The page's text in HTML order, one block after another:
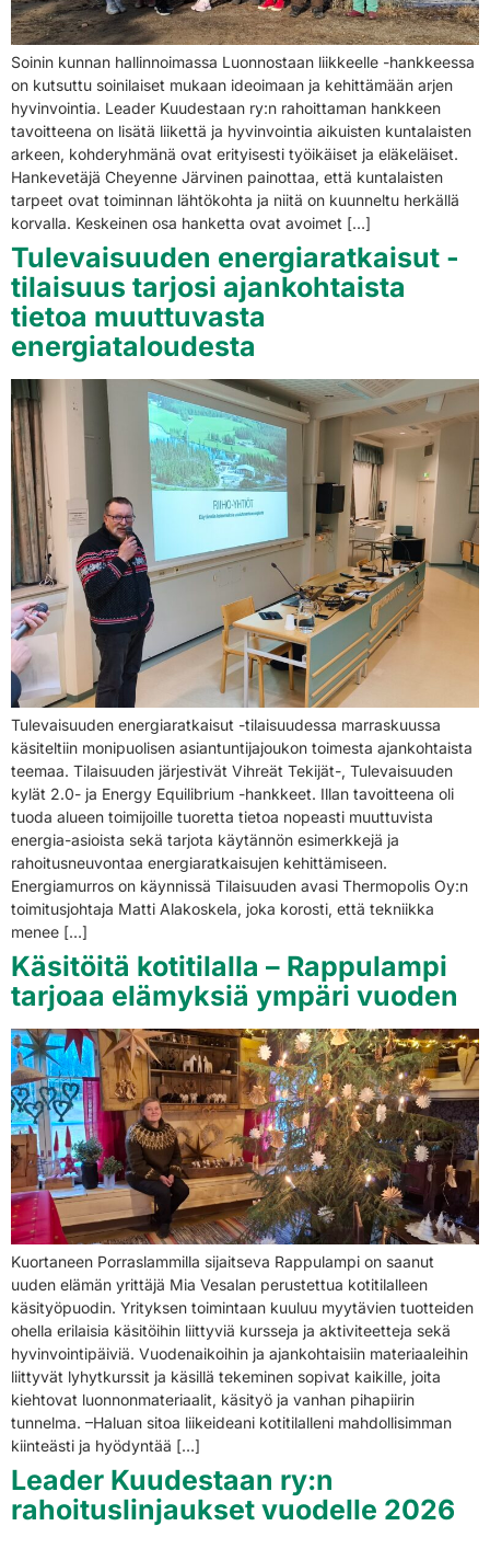
Soinin kunnan hallinnoimassa Luonnostaan liikkeelle -hankkeessa
on kutsuttu soinilaiset mukaan ideoimaan ja kehittämään arjen
hyvinvointia. Leader Kuudestaan ry:n rahoittaman hankkeen
tavoitteena on lisätä liikettä ja hyvinvointia aikuisten kuntalaisten
arkeen, kohderyhmänä ovat erityisesti työikäiset ja eläkeläiset.
Hankevetäjä Cheyenne Järvinen painottaa, että kuntalaisten
tarpeet ovat toiminnan lähtökohta ja niitä on kuunneltu herkällä
korvalla. Keskeinen osa hanketta ovat avoimet […]
Tulevaisuuden energiaratkaisut -
tilaisuus tarjosi ajankohtaista
tietoa muuttuvasta
energiataloudesta
Tulevaisuuden energiaratkaisut -tilaisuudessa marraskuussa
käsiteltiin monipuolisen asiantuntijajoukon toimesta ajankohtaista
teemaa. Tilaisuuden järjestivät Vihreät Tekijät-, Tulevaisuuden
kylät 2.0- ja Energy Equilibrium -hankkeet. Illan tavoitteena oli
tuoda alueen toimijoille tuoretta tietoa nopeasti muuttuvista
energia-asioista sekä tarjota käytännön esimerkkejä ja
rahoitusneuvontaa energiaratkaisujen kehittämiseen.
Energiamurros on käynnissä Tilaisuuden avasi Thermopolis Oy:n
toimitusjohtaja Matti Alakoskela, joka korosti, että tekniikka
menee […]
Käsitöitä kotitilalla – Rappulampi
tarjoaa elämyksiä ympäri vuoden
Kuortaneen Porraslammilla sijaitseva Rappulampi on saanut
uuden elämän yrittäjä Mia Vesalan perustettua kotitilalleen
käsityöpuodin. Yrityksen toimintaan kuuluu myytävien tuotteiden
ohella erilaisia käsitöihin liittyviä kursseja ja aktiviteetteja sekä
hyvinvointipäiviä. Vuodenaikoihin ja ajankohtaisiin materiaaleihin
liittyvät lyhytkurssit ja käsillä tekeminen sopivat kaikille, joita
kiehtovat luonnonmateriaalit, käsityö ja vanhan pihapiirin
tunnelma. –Haluan sitoa liikeideani kotitilalleni mahdollisimman
kiinteästi ja hyödyntää […]
Leader Kuudestaan ry:n
rahoituslinjaukset vuodelle 2026